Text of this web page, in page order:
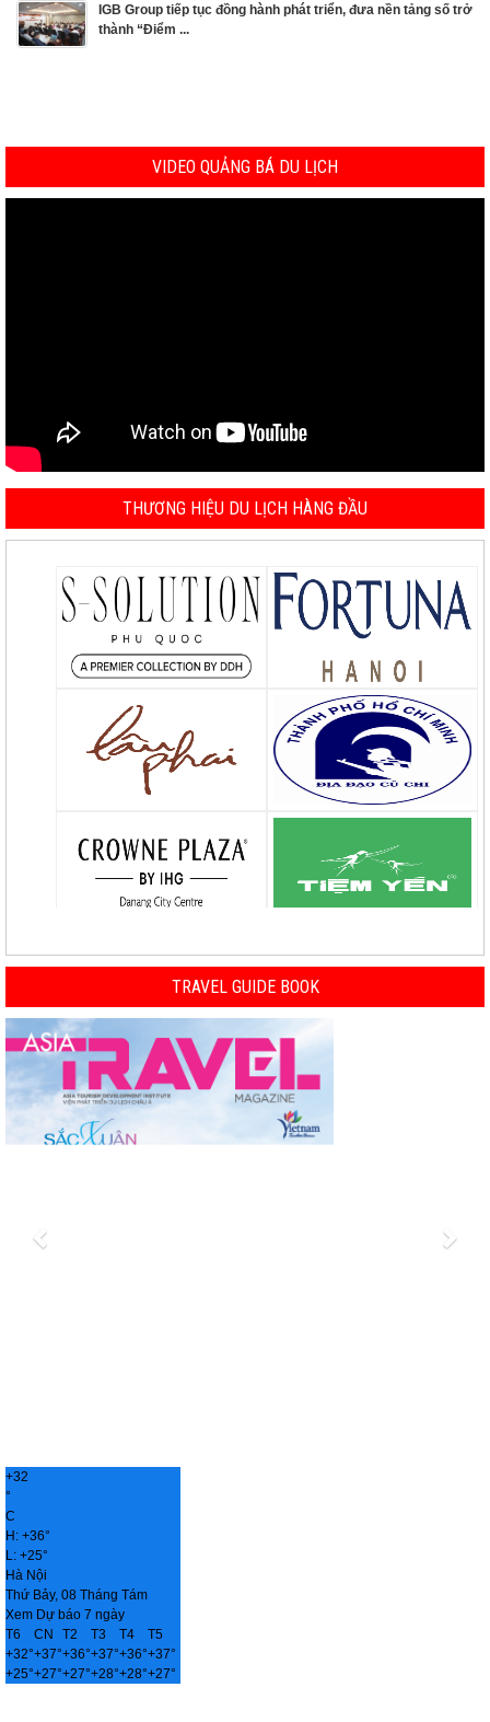
IGB Group tiếp tục đồng hành phát triển, đưa nền tảng số trở
thành “Điểm ...
VIDEO QUẢNG BÁ DU LỊCH
THƯƠNG HIỆU DU LỊCH HÀNG ĐẦU
TRAVEL GUIDE BOOK
Previous
+32
°
C
H: +36°
L: +25°
Hà Nội
Thứ Bảy, 08 Tháng Tám
Xem Dự báo 7 ngày
T6
CN T2 T3 T4
T5
+32°+37°+36°+37°+36°+37°
+25°+27°+27°+28°+28°+27°